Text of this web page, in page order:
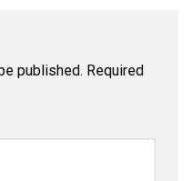
published. Required